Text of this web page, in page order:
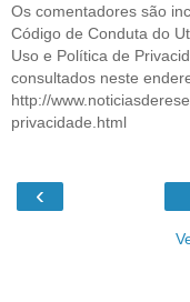
Os comentadores são
Código de Conduta do
Uso e Política de
consultados neste
http://
privacidade.html
‹